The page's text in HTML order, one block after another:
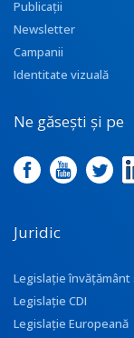
Publicații
Newsletter
Campanii
Identitate vizuală
Ne găsești și pe
Juridic
Legislație
Legislație CDI
Legislație Europeană